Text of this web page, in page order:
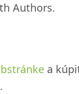
Authors.
a
.